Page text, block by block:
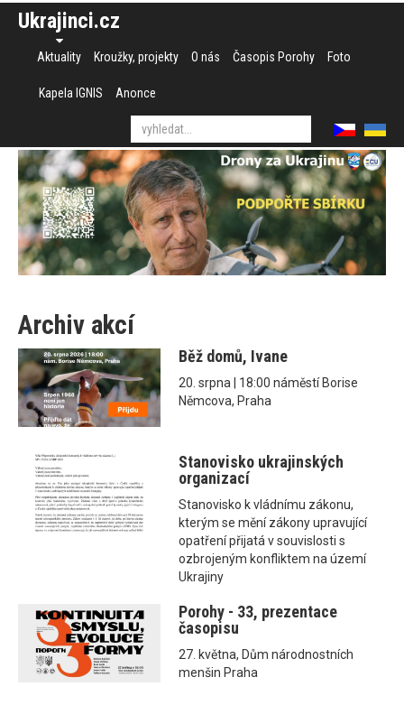
Ukrajinci.cz
Aktuality Kroužky, projekty O nás Časopis Porohy Foto
Kapela IGNIS Anonce
Archiv akcí
Běž domů, Ivane
20. srpna | 18:00 náměstí Borise
Němcova, Praha
Stanovisko ukrajinských
organizací
Stanovisko k vládnímu zákonu,
kterým se mění zákony upravující
opatření přijatá v souvislosti s
ozbrojeným konfliktem na území
Ukrajiny
Porohy - 33, prezentace
časopisu
27. května, Dům národnostních
menšin Praha